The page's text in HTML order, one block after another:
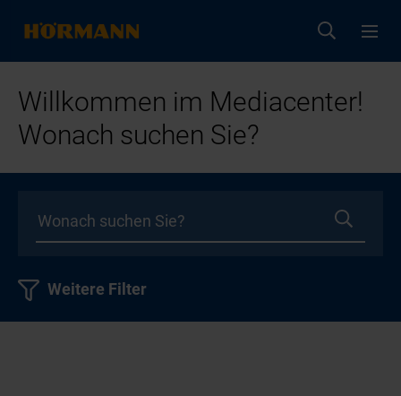
Willkommen im Mediacenter!
Wonach suchen Sie?
Weitere Filter